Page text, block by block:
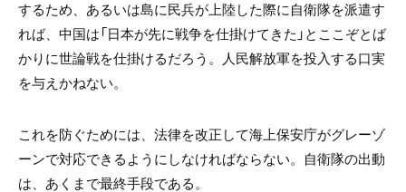
するため、あるいは島に民兵が上陸した際に自衛隊を派遣す
れば、中国は「日本が先に戦争を仕掛けてきた」とここぞとば
かりに世論戦を仕掛けるだろう。人民解放軍を投入する口実
を与えかねない。
これを防ぐためには、法律を改正して海上保安庁がグレーゾ
ーンで対応できるようにしなければならない。自衛隊の出動
は、あくまで最終手段である。